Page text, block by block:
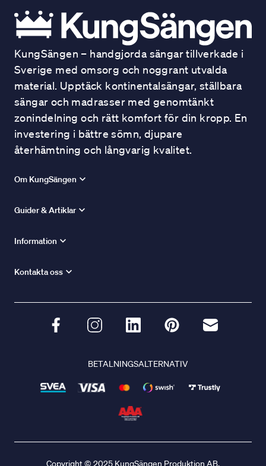
KungSängen – handgjorda sängar tillverkade i
Sverige med omsorg och noggrant utvalda
material. Upptäck kontinentalsängar, ställbara
sängar och madrasser med genomtänkt
zonindelning och rätt komfort för din kropp. En
investering i bättre sömn, djupare
återhämtning och långvarig kvalitet.
Om KungSängen
Guider & Artiklar
Information
Kontakta oss
BETALNINGSALTERNATIV
Copyright © 2025 KungSängen Produktion AB.